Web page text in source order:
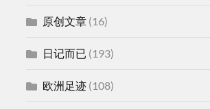
原创文章 (16)
日记而已 (193)
欧洲足迹 (108)